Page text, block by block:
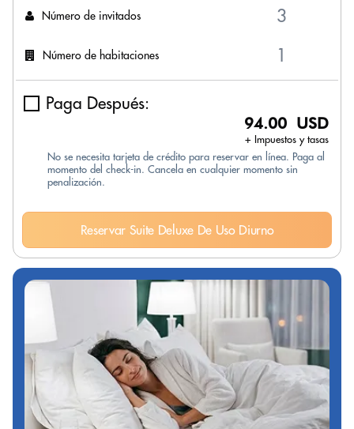
Número de invitados
Número de habitaciones
Paga Después:
94.00 USD
+ Impuestos y tasas
No se necesita tarjeta de crédito para reservar en línea. Paga al
momento del check-in. Cancela en cualquier momento sin
penalización.
Reservar Suite Deluxe De Uso Diurno